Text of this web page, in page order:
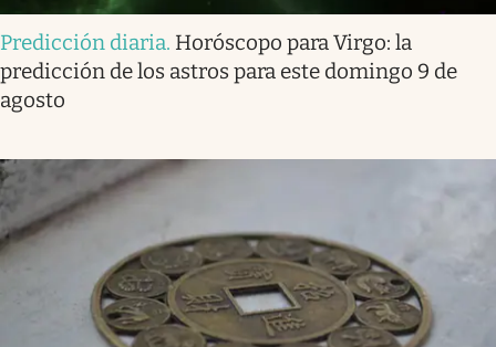
Predicción diaria. Horóscopo para Virgo: la
predicción de los astros para este domingo 9 de
agosto